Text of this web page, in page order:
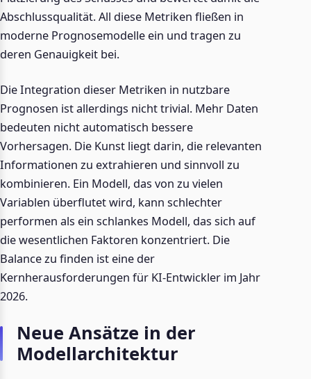
Abschlussqualität. All diese Metriken fließen in
moderne Prognosemodelle ein und tragen zu
deren Genauigkeit bei.
Die Integration dieser Metriken in nutzbare
Prognosen ist allerdings nicht trivial. Mehr Daten
bedeuten nicht automatisch bessere
Vorhersagen. Die Kunst liegt darin, die relevanten
Informationen zu extrahieren und sinnvoll zu
kombinieren. Ein Modell, das von zu vielen
Variablen überflutet wird, kann schlechter
performen als ein schlankes Modell, das sich auf
die wesentlichen Faktoren konzentriert. Die
Balance zu finden ist eine der
Kernherausforderungen für KI-Entwickler im Jahr
2026.
Neue Ansätze in der
Modellarchitektur